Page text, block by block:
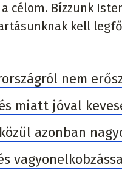
célom. Bízzunk
kell
nem
miatt jóval
azonban